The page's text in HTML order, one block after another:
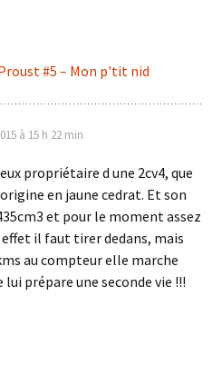
#5 – Mon p'tit nid
à 15 h 22 min
propriétaire d une 2cv4, que
en jaune cedrat. Et son
et pour le moment assez
effet il faut tirer dedans, mais
au compteur elle marche
lui prépare une seconde vie !!!